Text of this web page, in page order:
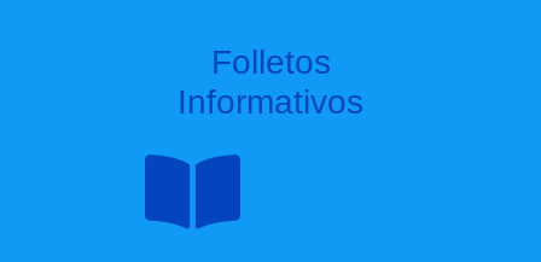
Folletos
Informativos